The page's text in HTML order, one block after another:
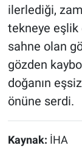
ilerlediği,
tekneye
sahne olan
gözden
doğanın
önüne serdi.
Kaynak: İHA